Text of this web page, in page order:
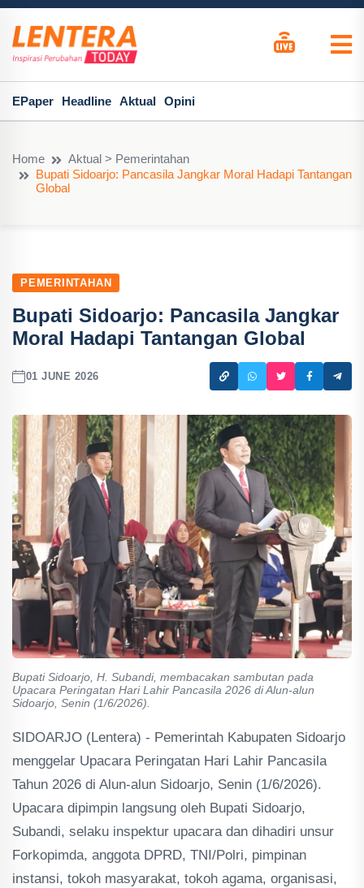
EPaper Headline Aktual Opini
Home
Aktual > Pemerintahan
Bupati Sidoarjo: Pancasila Jangkar Moral Hadapi Tantangan
Global
PEMERINTAHAN
Bupati Sidoarjo: Pancasila Jangkar
Moral Hadapi Tantangan Global
01 JUNE 2026
Bupati Sidoarjo, H. Subandi, membacakan sambutan pada
Upacara Peringatan Hari Lahir Pancasila 2026 di Alun-alun
Sidoarjo, Senin (1/6/2026).
SIDOARJO (Lentera) - Pemerintah Kabupaten Sidoarjo
menggelar Upacara Peringatan Hari Lahir Pancasila
Tahun 2026 di Alun-alun Sidoarjo, Senin (1/6/2026).
Upacara dipimpin langsung oleh Bupati Sidoarjo,
Subandi, selaku inspektur upacara dan dihadiri unsur
Forkopimda, anggota DPRD, TNI/Polri, pimpinan
instansi, tokoh masyarakat, tokoh agama, organisasi,